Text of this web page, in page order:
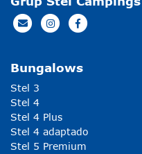
Bungalows
Stel 3
Stel 4
Stel 4 Plus
Stel 4 adaptado
Stel 5 Premium